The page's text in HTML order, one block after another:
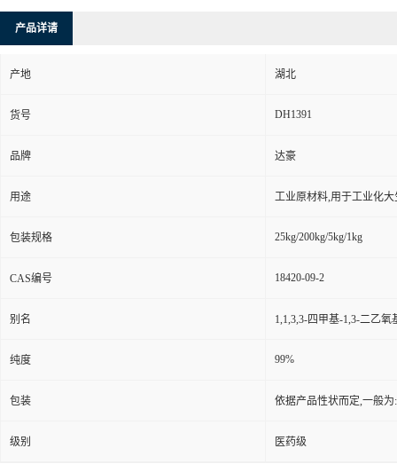
产品详请
产地 湖北
货号 DH1391
品牌 达豪
用途 工业原材料,用于工业化大
包装规格 25kg/200kg/5kg/1kg
CAS编号 18420-09-2
别名 1,1,3,3-四甲基-1,3-二乙氧
纯度 99%
包装 依据产品性状而定,一般
级别 医药级